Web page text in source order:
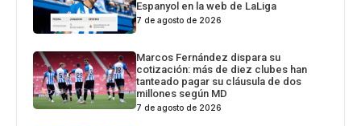
Espanyol en la web de LaLiga
7 de agosto de 2026
Marcos Fernández dispara su
cotización: más de diez clubes han
tanteado pagar su cláusula de dos
millones según MD
7 de agosto de 2026